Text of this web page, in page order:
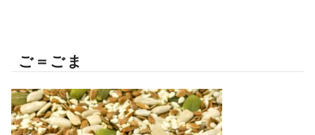
ご＝ごま